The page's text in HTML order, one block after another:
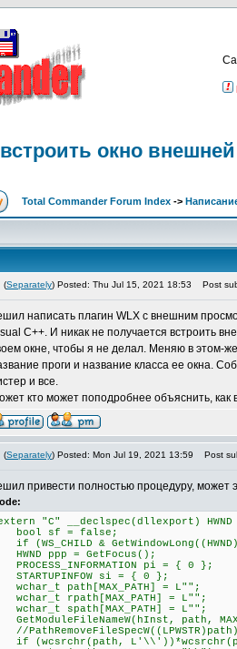
окно
Total Commander Forum Index ->
(Separately) Posted: Thu Jul 15, 2021 18:53 Post
написать плагин WLX с внешним
C++. И никак не получается встроить
окне, чтобы я не делал. Меняю в этом-
проги и название класса ее окна.
и все.
кто может поподробнее объяснить, как
(Separately) Posted: Mon Jul 19, 2021 13:59 Post
привести полностью процедуру, может
"C" __declspec(dllexport)
bool sf = false;
if (WS_CHILD &
HWND ppp = GetFocus();
PROCESS_INFORMATION pi = { 0 };
STARTUPINFOW si = { 0 };
wchar_t path[MAX_PATH] = L"";
wchar_t rpath[MAX_PATH] = L"";
wchar_t spath[MAX_PATH] = L"";
GetModuleFileNameW(hInst, path,
//
if (wcsrchr(path,